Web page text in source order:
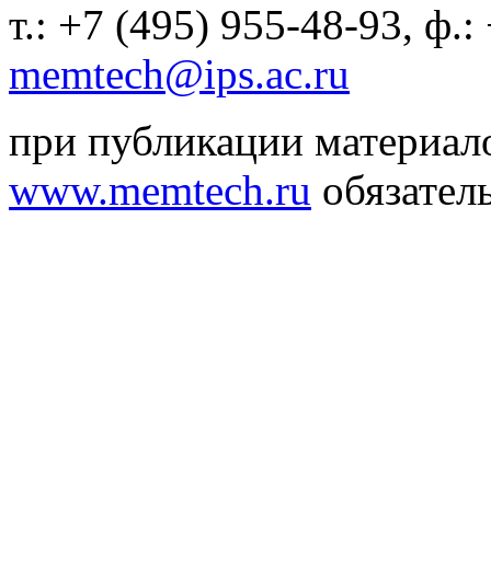
т.: +7 (495) 955-48-93,
memtech@ips.ac.ru
при публикации
www.memtech.ru